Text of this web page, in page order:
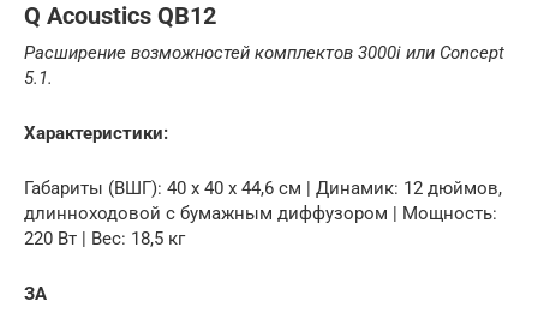
Q Acoustics QB12
Расширение возможностей комплектов 3000i или Concept
5.1.
Характеристики:
Габариты (ВШГ): 40 x 40 x 44,6 см | Динамик: 12 дюймов,
длинноходовой с бумажным диффузором | Мощность:
220 Вт | Вес: 18,5 кг
ЗА